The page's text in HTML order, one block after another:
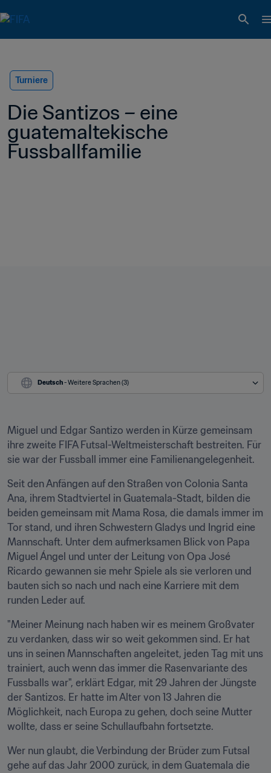
Turniere
Die Santizos – eine
guatemaltekische
Fussballfamilie
Deutsch - Weitere Sprachen (3)
Miguel und Edgar Santizo werden in Kürze gemeinsam
ihre zweite FIFA Futsal-Weltmeisterschaft bestreiten. Für
sie war der Fussball immer eine Familienangelegenheit.
Seit den Anfängen auf den Straßen von Colonia Santa
Ana, ihrem Stadtviertel in Guatemala-Stadt, bilden die
beiden gemeinsam mit Mama Rosa, die damals immer im
Tor stand, und ihren Schwestern Gladys und Ingrid eine
Mannschaft. Unter dem aufmerksamen Blick von Papa
Miguel Ángel und unter der Leitung von Opa José
Ricardo gewannen sie mehr Spiele als sie verloren und
bauten sich so nach und nach eine Karriere mit dem
runden Leder auf.
"Meiner Meinung nach haben wir es meinem Großvater
zu verdanken, dass wir so weit gekommen sind. Er hat
uns in seinen Mannschaften angeleitet, jeden Tag mit uns
trainiert, auch wenn das immer die Rasenvariante des
Fussballs war", erklärt Edgar, mit 29 Jahren der Jüngste
der Santizos. Er hatte im Alter von 13 Jahren die
Möglichkeit, nach Europa zu gehen, doch seine Mutter
wollte, dass er seine Schullaufbahn fortsetzte.
Wer nun glaubt, die Verbindung der Brüder zum Futsal
gehe auf das Jahr 2000 zurück, in dem Guatemala die